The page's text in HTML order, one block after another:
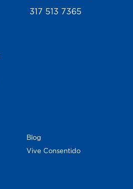
317 513 7365
Blog
Vive Consentido